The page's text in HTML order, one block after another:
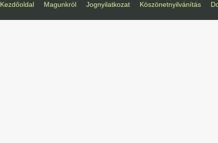
Kezdőoldal Magunkról Jognyilatkozat Köszönetnyilvánítás